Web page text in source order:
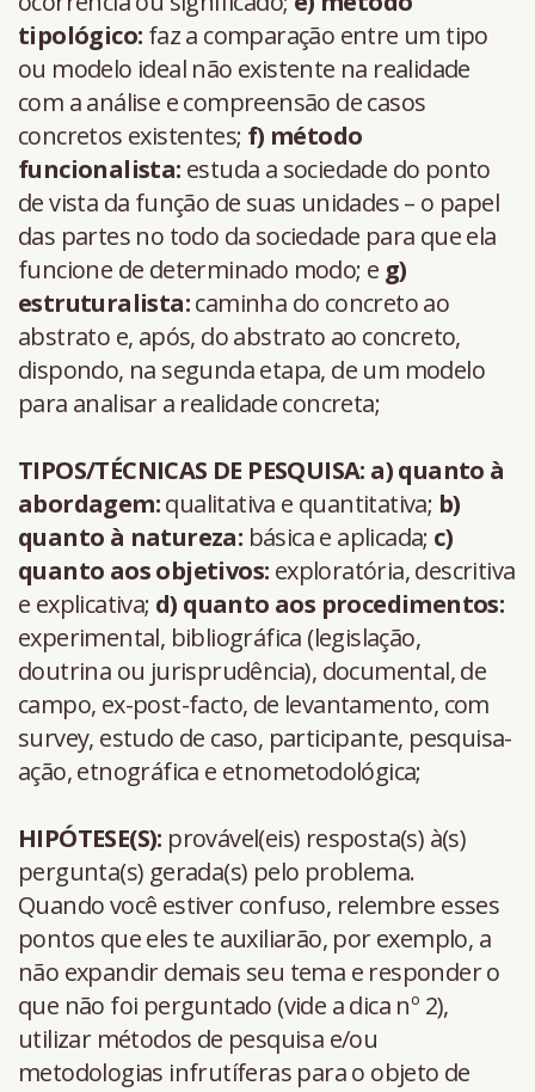
tipológico: faz a comparação entre um tipo
ou modelo ideal não existente na realidade
com a análise e compreensão de casos
concretos existentes; f) método
funcionalista: estuda a sociedade do ponto
de vista da função de suas unidades – o papel
das partes no todo da sociedade para que ela
funcione de determinado modo; e g)
estruturalista:caminha do concreto ao
abstrato e, após, do abstrato ao concreto,
dispondo, na segunda etapa, de um modelo
para analisar a realidade concreta;
TIPOS/TÉCNICAS DE PESQUISA: a) quanto à
abordagem:qualitativa e quantitativa; b)
quanto à natureza: básica e aplicada; c)
quanto aos objetivos: exploratória, descritiva
e explicativa; d) quanto aos procedimentos:
experimental, bibliográfica (legislação,
doutrina ou jurisprudência), documental, de
campo, ex-post-facto, de levantamento, com
survey, estudo de caso, participante, pesquisa-
ação, etnográfica e etnometodológica;
HIPÓTESE(S): provável(eis) resposta(s) à(s)
pergunta(s) gerada(s) pelo problema.
Quando você estiver confuso, relembre esses
pontos que eles te auxiliarão, por exemplo, a
não expandir demais seu tema e responder o
que não foi perguntado (vide a dica nº 2),
utilizar métodos de pesquisa e/ou
metodologias infrutíferas para o objeto de